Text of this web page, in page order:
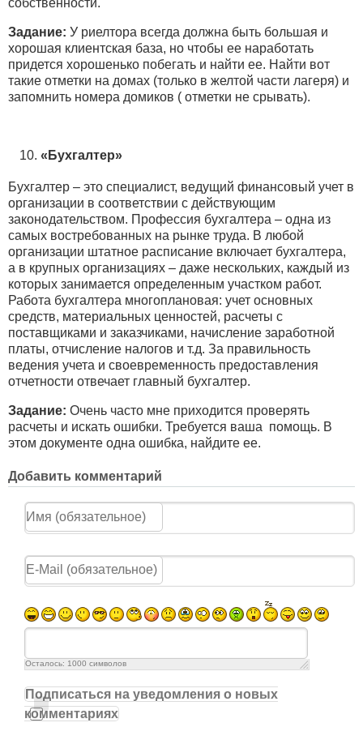
Задание: У риелтора всегда должна быть большая и
хорошая клиентская база, но чтобы ее наработать
придется хорошенько побегать и найти ее. Найти вот
такие отметки на домах (только в желтой части лагеря) и
запомнить номера домиков ( отметки не срывать).
«Бухгалтер»
Бухгалтер – это специалист, ведущий финансовый учет в
организации в соответствии с действующим
законодательством. Профессия бухгалтера – одна из
самых востребованных на рынке труда. В любой
организации штатное расписание включает бухгалтера,
а в крупных организациях – даже нескольких, каждый из
которых занимается определенным участком работ.
Работа бухгалтера многоплановая: учет основных
средств, материальных ценностей, расчеты с
поставщиками и заказчиками, начисление заработной
платы, отчисление налогов и т.д. За правильность
ведения учета и своевременность предоставления
отчетности отвечает главный бухгалтер.
Задание: Очень часто мне приходится проверять
расчеты и искать ошибки. Требуется ваша помощь. В
этом документе одна ошибка, найдите ее.
Добавить комментарий
Осталось: 1000 символов
Подписаться на уведомления о новых
комментариях